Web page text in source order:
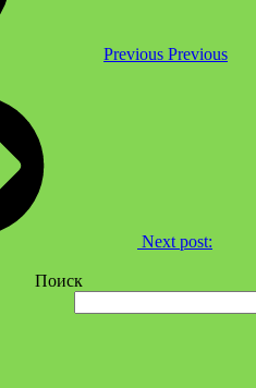
Previous Previous
Next post:
Поиск